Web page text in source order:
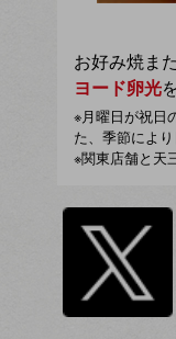
お好み焼ま
ヨード卵光
※月曜日が祝日
た、季節によ
※関東店舗と天